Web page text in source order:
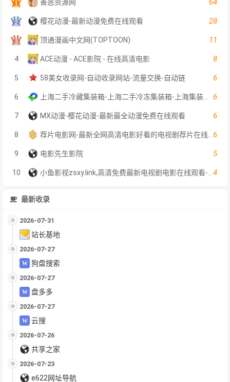
善恶资源网 64
樱花动漫-最新动漫免费在线观看 28
顶通漫画中文网(TOPTOON) 11
4 ACE动漫 - ACE影院 - 在线高清电影 8
5 58美女收录网-自动收录网站-流量交换-自动链 6
6 6
7 MX动漫-樱花动漫-最新最全动漫免费在线观看 6
8 6
9 电影先生影院 5
10 4
最新收录
2026-07-31
站长基地
2026-07-27
狗盘搜索
2026-07-27
盘多多
2026-07-27
云搜
2026-07-26
共享之家
2026-07-23
e622网址导航